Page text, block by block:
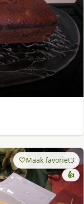
Maak favoriet3
👍